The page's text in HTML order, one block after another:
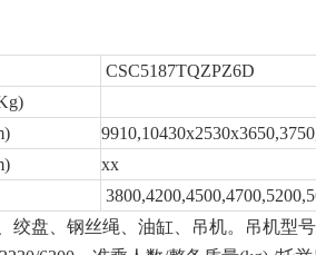
CSC5187TQZPZ6D
xx
盘、钢丝绳、油缸、吊机。吊机型